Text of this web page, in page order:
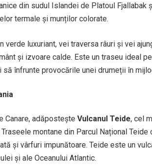
din sudul Islandei de Platoul Fjallabak
termale și munților colorate.
verde luxuriant, vei traversa râuri și vei
și izvoare calde. Este un traseu ideal
înfrunte provocările unei drumeții în
Canare, adăpostește Vulcanul Teide, cel
montane din Parcul Național
și vârfuri impunătoare. Teide este un
și ale Oceanului Atlantic.